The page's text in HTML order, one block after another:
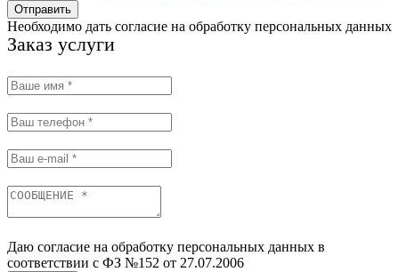
Отправить
Необходимо дать согласие на обработку персональных данных
Заказ услуги
Даю согласие на обработку персональных данных в
соответствии с ФЗ №152 от 27.07.2006